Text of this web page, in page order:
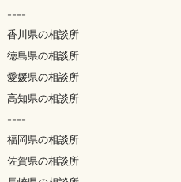
----
香川県の相談所
徳島県の相談所
愛媛県の相談所
高知県の相談所
----
福岡県の相談所
佐賀県の相談所